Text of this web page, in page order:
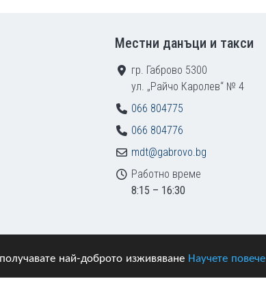
най-доброто изживяване Научете повече
Местни данъци и такси
гр. Габрово 5300
ул. „Райчо Каролев“ № 4
066 804775
066 804776
mdt@gabrovo.bg
Работно време
8:15 – 16:30